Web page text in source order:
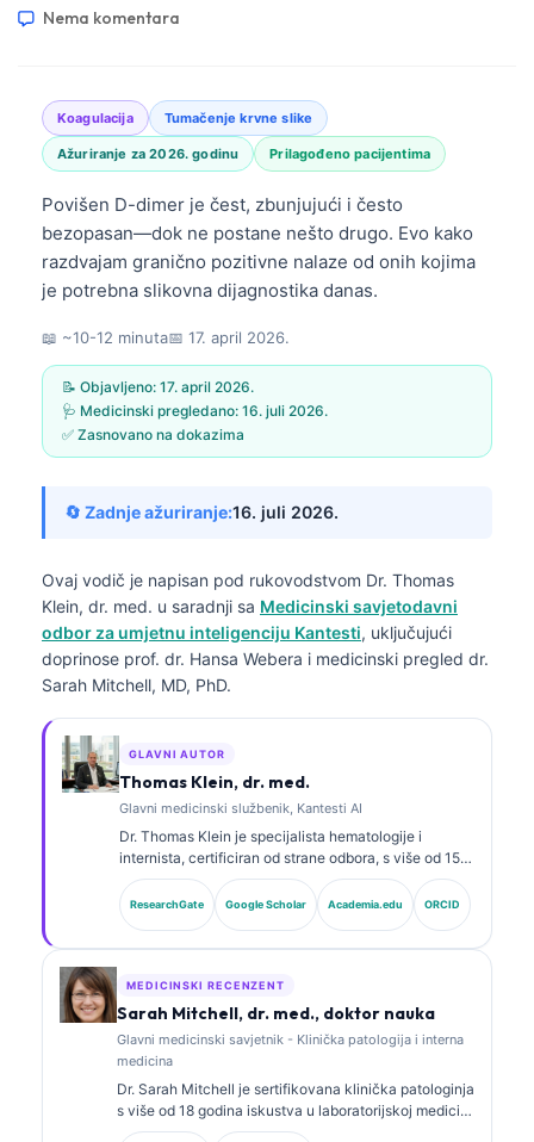
Nema komentara
Koagulacija Tumačenje krvne slike
Ažuriranje za 2026. godinu Prilagođeno pacijentima
Povišen D-dimer je čest, zbunjujući i često
bezopasan—dok ne postane nešto drugo. Evo kako
razdvajam granično pozitivne nalaze od onih kojima
je potrebna slikovna dijagnostika danas.
📖 ~10-12 minuta📅 17. april 2026.
📝 Objavljeno: 17. april 2026.
🩺 Medicinski pregledano: 16. juli 2026.
✅ Zasnovano na dokazima
🔄 Zadnje ažuriranje:16. juli 2026.
Ovaj vodič je napisan pod rukovodstvom Dr. Thomas
Klein, dr. med. u saradnji sa Medicinski savjetodavni
odbor za umjetnu inteligenciju Kantesti, uključujući
doprinose prof. dr. Hansa Webera i medicinski pregled dr.
Sarah Mitchell, MD, PhD.
GLAVNI AUTOR
Thomas Klein, dr. med.
Glavni medicinski službenik, Kantesti AI
Dr. Thomas Klein je specijalista hematologije i
internista, certificiran od strane odbora, s više od 15
godina iskustva u laboratorijskoj medicini i kliničkoj
analizi uz pomoć vještačke inteligencije. Kao glavni
medicinski direktor u Kantesti AI, pruža klinički
radove o interpretaciji biomarkera i laboratorijskoj
dijagnostici na temu laboratorijske medicine.
ResearchGate Google Scholar Academia.edu ORCID
MEDICINSKI RECENZENT
Sarah Mitchell, dr. med., doktor nauka
Glavni medicinski savjetnik - Klinička patologija i interna
medicina
Dr. Sarah Mitchell je sertifikovana klinička patologinja
s više od 18 godina iskustva u laboratorijskoj medicini
i dijagnostičkoj analizi. Ima specijalističke sertifikate